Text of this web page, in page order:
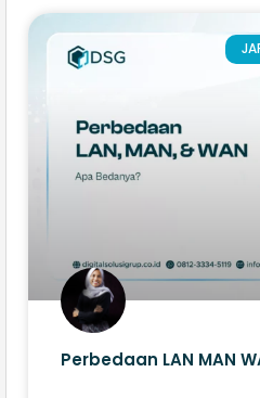
Perbedaan LAN MAN